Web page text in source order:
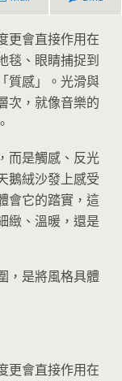
更會直接作用在
毯、眼睛捕捉到
質感」。光滑與
次，就像音樂的
而是觸感、反光
鵝絨沙發上感受
會它的踏實，這
緻、溫暖，還是
，是將風格具體
更會直接作用在